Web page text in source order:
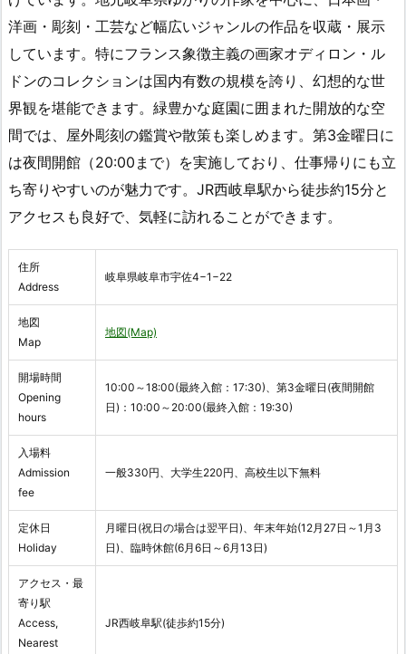
洋画・彫刻・工芸など幅広いジャンルの作品を収蔵・展示
しています。特にフランス象徴主義の画家オディロン・ル
ドンのコレクションは国内有数の規模を誇り、幻想的な世
界観を堪能できます。緑豊かな庭園に囲まれた開放的な空
間では、屋外彫刻の鑑賞や散策も楽しめます。第3金曜日に
は夜間開館（20:00まで）を実施しており、仕事帰りにも立
ち寄りやすいのが魅力です。JR西岐阜駅から徒歩約15分と
アクセスも良好で、気軽に訪れることができます。
住所
Address
岐阜県岐阜市宇佐4−1−22
地図
Map
地図(Map)
開場時間
Opening
hours
10:00～18:00(最終入館：17:30)、第3金曜日(夜間開館
日)：10:00～20:00(最終入館：19:30)
入場料
Admission
fee
一般330円、大学生220円、高校生以下無料
定休日
Holiday
月曜日(祝日の場合は翌平日)、年末年始(12月27日～1月3
日)、臨時休館(6月6日～6月13日)
アクセス・最
寄り駅
Access,
Nearest
JR西岐阜駅(徒歩約15分)